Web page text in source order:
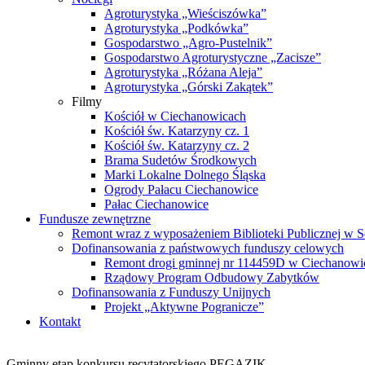
Agroturystyka „Wieściszówka”
Agroturystyka „Podkówka”
Gospodarstwo „Agro-Pustelnik”
Gospodarstwo Agroturystyczne „Zacisze”
Agroturystyka „Różana Aleja”
Agroturystyka „Górski Zakątek”
Filmy
Kościół w Ciechanowicach
Kościół św. Katarzyny cz. 1
Kościół św. Katarzyny cz. 2
Brama Sudetów Środkowych
Marki Lokalne Dolnego Śląska
Ogrody Pałacu Ciechanowice
Pałac Ciechanowice
Fundusze zewnętrzne
Remont wraz z wyposażeniem Biblioteki Publicznej w
Dofinansowania z państwowych funduszy celowych
Remont drogi gminnej nr 114459D w
Rządowy Program Odbudowy Zabytków
Dofinansowania z Funduszy Unijnych
Projekt „Aktywne Pogranicze”
Kontakt